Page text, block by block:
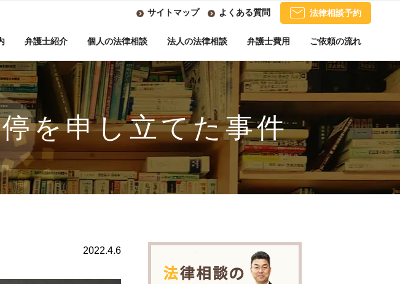
サイトマップ よくある質問 法律相談予約
弁護士紹介 個人の法律相談 法人の法律相談 弁護士費用 ご依頼の流れ
を申し立てた事件
2022.4.6